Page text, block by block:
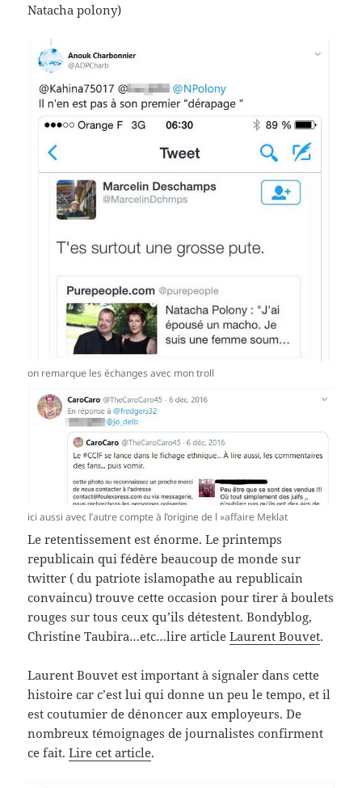
Natacha polony)
on remarque les échanges avec mon troll
ici aussi avec l’autre compte à l’origine de l »affaire Meklat
Le retentissement est énorme. Le printemps
republicain qui fédère beaucoup de monde sur
twitter ( du patriote islamopathe au republicain
convaincu) trouve cette occasion pour tirer à boulets
rouges sur tous ceux qu’ils détestent. Bondyblog,
Christine Taubira…etc…lire articleLaurent Bouvet.
Laurent Bouvet est important à signaler dans cette
histoire car c’est lui qui donne un peu le tempo, et il
est coutumier de dénoncer aux employeurs. De
nombreux témoignages de journalistes confirment
ce fait.Lire cet article.